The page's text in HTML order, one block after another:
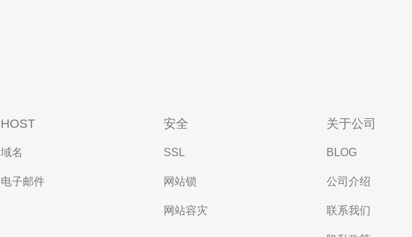
HOST
域名
电子邮件
安全
SSL
网站锁
网站容灾
关于公司
BLOG
公司介绍
联系我们